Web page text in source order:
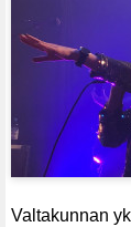
Valtakunnan